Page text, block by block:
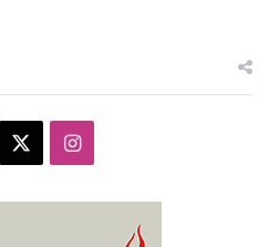
Instagram